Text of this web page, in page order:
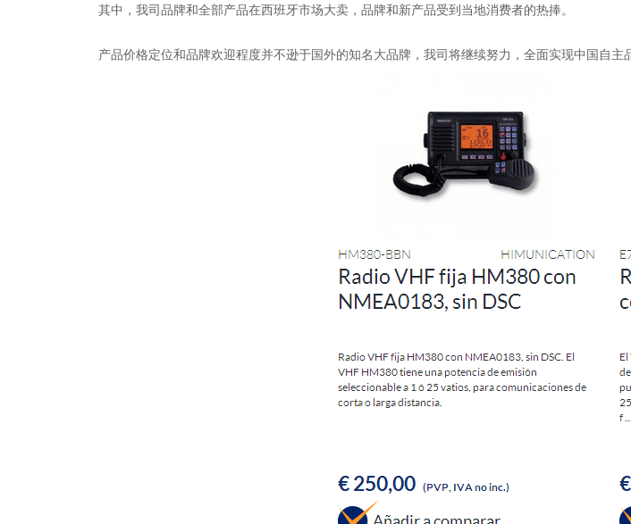
其中，我司品牌和全部产品在西班牙市场大卖，品牌和新产品受到当地消费者的热捧。
产品价格定位和品牌欢迎程度并不逊于国外的知名大品牌，我司将继续努力，全面实现中国自主